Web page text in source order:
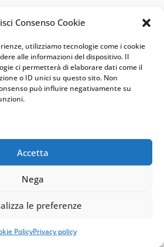
Consenso Cookie
utilizziamo tecnologie come i cookie
alle informazioni del dispositivo. Il
ci permetterà di elaborare dati come il
o ID unici su questo sito. Non
può influire negativamente su
Accetta
Nega
le preferenze
PolicyPrivacy policy
correlati per
e abusi edilizi:
casa
la perdita del bonus